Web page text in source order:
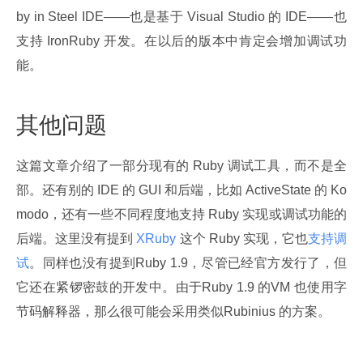
by in Steel IDE——也是基于 Visual Studio 的 IDE——也
支持 IronRuby 开发。在以后的版本中肯定会增加调试功
能。
其他问题
这篇文章介绍了一部分现有的 Ruby 调试工具，而不是全
部。还有别的 IDE 的 GUI 和后端，比如 ActiveState 的 Ko
modo，还有一些不同程度地支持 Ruby 实现或调试功能的
后端。这里没有提到 XRuby 这个 Ruby 实现，它也支持调
试。同样也没有提到Ruby 1.9，尽管已经官方发行了，但
它还在紧锣密鼓的开发中。由于Ruby 1.9 的VM 也使用字
节码解释器，那么很可能会采用类似Rubinius 的方案。